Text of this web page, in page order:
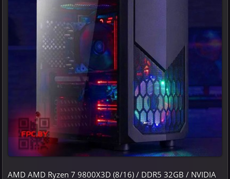
AMD AMD Ryzen 7 9800X3D (8/16) / DDR5 32GB / NVIDIA